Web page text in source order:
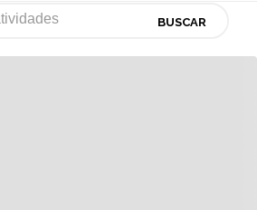
BUSCAR